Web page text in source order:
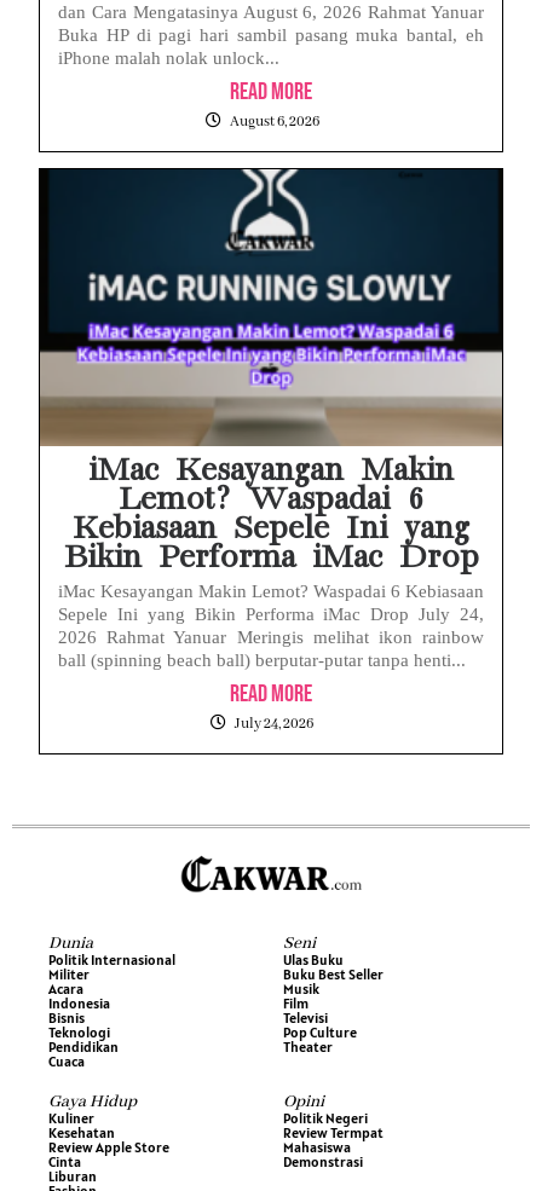
dan Cara Mengatasinya August 6, 2026 Rahmat Yanuar
Buka HP di pagi hari sambil pasang muka bantal, eh
iPhone malah nolak unlock...
Read More
August 6, 2026
iMac Kesayangan Makin
Lemot? Waspadai 6
Kebiasaan Sepele Ini yang
Bikin Performa iMac Drop
iMac Kesayangan Makin Lemot? Waspadai 6 Kebiasaan
Sepele Ini yang Bikin Performa iMac Drop July 24,
2026 Rahmat Yanuar Meringis melihat ikon rainbow
ball (spinning beach ball) berputar-putar tanpa henti...
Read More
July 24, 2026
Dunia
Politik Internasional
Militer
Acara
Indonesia
Bisnis
Teknologi
Pendidikan
Cuaca
Seni
Ulas Buku
Buku Best Seller
Musik
Film
Televisi
Pop Culture
Theater
Gaya Hidup
Kuliner
Kesehatan
Review Apple Store
Cinta
Liburan
Opini
Politik Negeri
Review Termpat
Mahasiswa
Demonstrasi